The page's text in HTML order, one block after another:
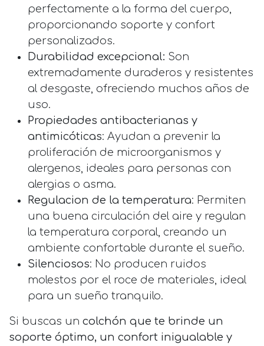
perfectamente a la forma del cuerpo,
proporcionando soporte y confort
personalizados.
Durabilidad excepcional: Son
extremadamente duraderos y resistentes
al desgaste, ofreciendo muchos años de
uso.
Propiedades antibacterianas y
antimicóticas: Ayudan a prevenir la
proliferación de microorganismos y
alergenos, ideales para personas con
alergias o asma.
Regulacion de la temperatura: Permiten
una buena circulación del aire y regulan
la temperatura corporal, creando un
ambiente confortable durante el sueño.
Silenciosos: No producen ruidos
molestos por el roce de materiales, ideal
para un sueño tranquilo.
Si buscas un colchón que te brinde un
soporte óptimo, un confort inigualable y